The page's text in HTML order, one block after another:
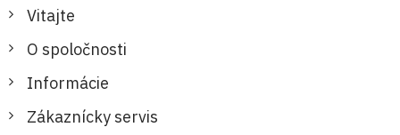
Vitajte
O spoločnosti
Informácie
Zákaznícky servis